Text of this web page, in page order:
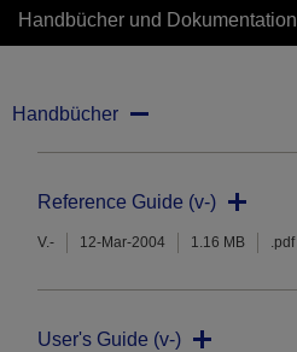
Handbücher und Dokumentation
Handbücher
Reference Guide (v-)
V.- 12-Mar-2004 1.16 MB .pdf
User's Guide (v-)